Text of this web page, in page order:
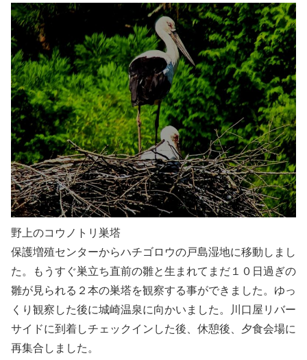
野上のコウノトリ巣塔
保護増殖センターからハチゴロウの戸島湿地に移動しまし
た。もうすぐ巣立ち直前の雛と生まれてまだ１０日過ぎの
雛が見られる２本の巣塔を観察する事ができました。ゆっ
くり観察した後に城崎温泉に向かいました。川口屋リバー
サイドに到着しチェックインした後、休憩後、夕食会場に
再集合しました。